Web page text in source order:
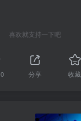
喜欢就支持一下吧
0 分享 收藏